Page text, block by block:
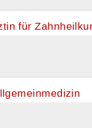
für